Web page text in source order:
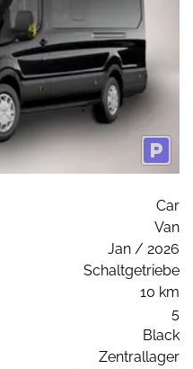
Car
Van
Jan / 2026
Schaltgetriebe
10 km
5
Black
Zentrallager